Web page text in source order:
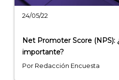
24/05/22
Net Promoter Score (NPS):
importante?
Por Redacción Encuesta